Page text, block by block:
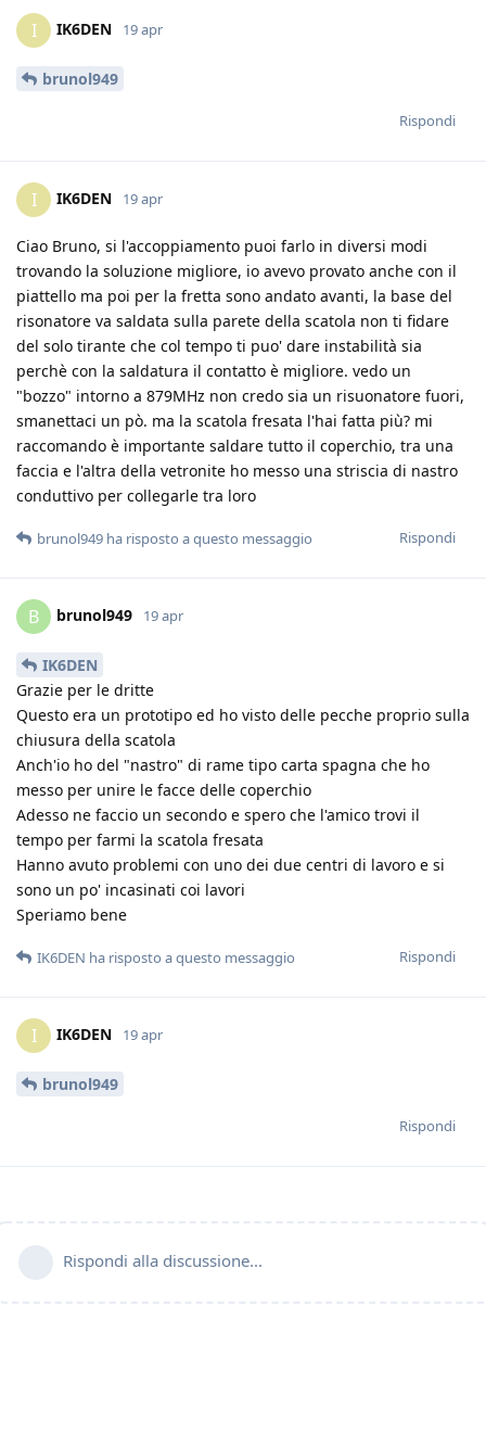
I IK6DEN 19 apr
brunol949
Rispondi
I IK6DEN 19 apr
Ciao Bruno, si l'accoppiamento puoi farlo in diversi modi
trovando la soluzione migliore, io avevo provato anche con il
piattello ma poi per la fretta sono andato avanti, la base del
risonatore va saldata sulla parete della scatola non ti fidare
del solo tirante che col tempo ti puo' dare instabilità sia
perchè con la saldatura il contatto è migliore. vedo un
"bozzo" intorno a 879MHz non credo sia un risuonatore fuori,
smanettaci un pò. ma la scatola fresata l'hai fatta più? mi
raccomando è importante saldare tutto il coperchio, tra una
faccia e l'altra della vetronite ho messo una striscia di nastro
conduttivo per collegarle tra loro
Rispondi
brunol949 ha risposto a questo messaggio
B brunol949 19 apr
IK6DEN
Grazie per le dritte
Questo era un prototipo ed ho visto delle pecche proprio sulla
chiusura della scatola
Anch'io ho del "nastro" di rame tipo carta spagna che ho
messo per unire le facce delle coperchio
Adesso ne faccio un secondo e spero che l'amico trovi il
tempo per farmi la scatola fresata
Hanno avuto problemi con uno dei due centri di lavoro e si
sono un po' incasinati coi lavori
Speriamo bene
Rispondi
IK6DEN ha risposto a questo messaggio
I IK6DEN 19 apr
brunol949
Rispondi
Rispondi alla discussione...